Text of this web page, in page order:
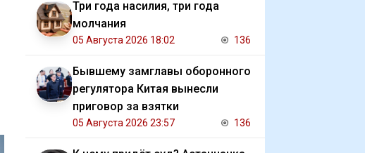
Три года насилия, три года
молчания
05 Августа 2026 18:02 136
Бывшему замглавы оборонного
регулятора Китая вынесли
приговор за взятки
05 Августа 2026 23:57 136